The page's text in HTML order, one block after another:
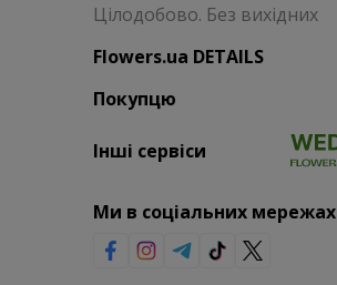
Цілодобово. Без вихідних
Flowers.ua DETAILS
Покупцю
Інші сервіси
Ми в соціальних мережах